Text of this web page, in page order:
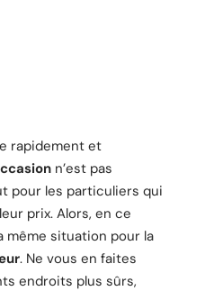
rapidement et
n’est pas
pour les particuliers qui
prix. Alors, en ce
même situation pour la
. Ne vous en faites
endroits plus sûrs,